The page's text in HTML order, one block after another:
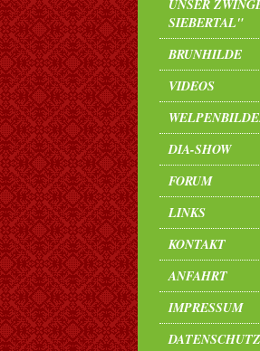
UNSER
SIEBERTAL"
BRUNHILDE
VIDEOS
DIA-SHOW
FORUM
LINKS
KONTAKT
ANFAHRT
IMPRESSUM